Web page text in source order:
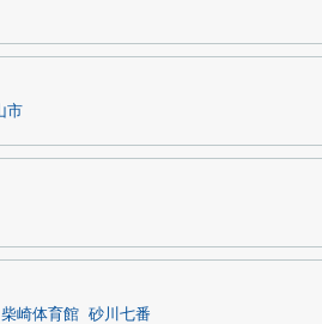
市
柴崎体育館 砂川七番